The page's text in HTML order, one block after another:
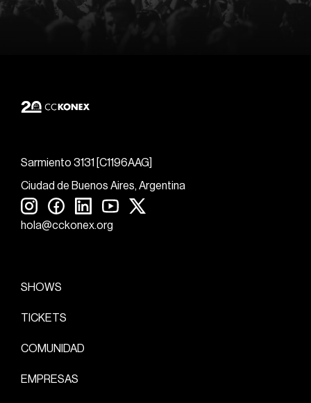
Sarmiento 3131 [C1196AAG]
Ciudad de Buenos Aires, Argentina
hola@cckonex.org
SHOWS
TICKETS
COMUNIDAD
EMPRESAS